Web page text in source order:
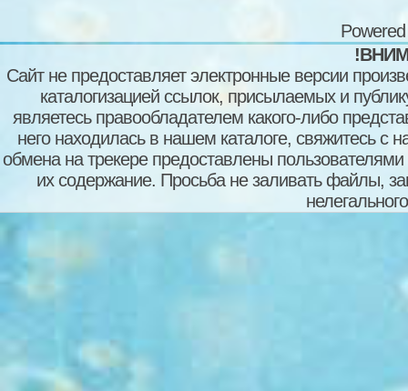
Сайт не предоставляет электронные версии
каталогизацией ссылок, присылаемых и
являетесь правообладателем какого-либо
него находилась в нашем каталоге, свяжитесь
обмена на трекере предоставлены пользователями
их содержание. Просьба не заливать файлы,